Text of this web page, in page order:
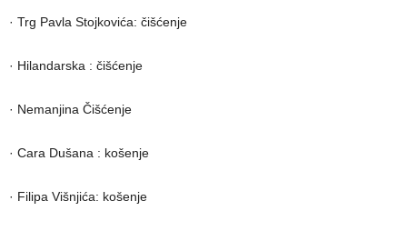
· Trg Pavla Stojkovića: čišćenje
· Hilandarska : čišćenje
· Nemanjina Čišćenje
· Cara Dušana : košenje
· Filipa Višnjića: košenje